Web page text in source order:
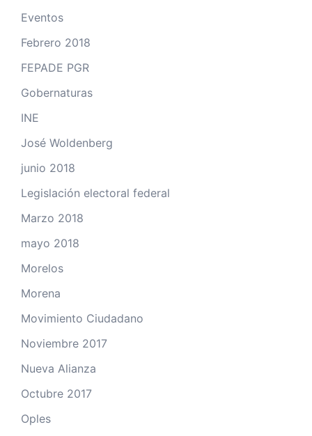
Eventos
Febrero 2018
FEPADE PGR
Gobernaturas
INE
José Woldenberg
junio 2018
Legislación electoral federal
Marzo 2018
mayo 2018
Morelos
Morena
Movimiento Ciudadano
Noviembre 2017
Nueva Alianza
Octubre 2017
Oples